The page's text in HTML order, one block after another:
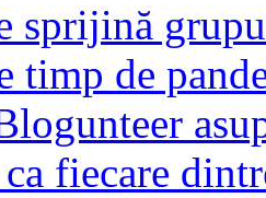
sprijină
timp de
fiecare